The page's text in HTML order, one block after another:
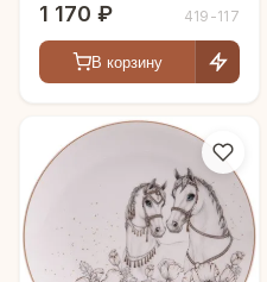
1 170 ₽ 419-117
В корзину